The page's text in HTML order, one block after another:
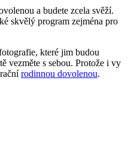
a budete zcela svěží.
skvělý program zejména pro
které jim budou
vezměte s sebou. Protože i vy
rodinnou dovolenou.